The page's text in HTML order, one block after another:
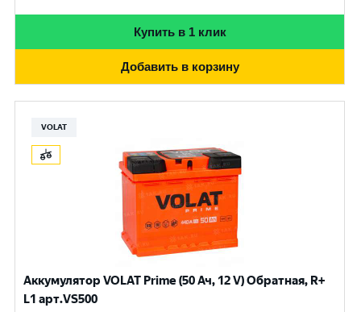
Купить в 1 клик
Добавить в корзину
VOLAT
Аккумулятор VOLAT Prime (50 Ач, 12 V) Обратная, R+
L1 арт.VS500